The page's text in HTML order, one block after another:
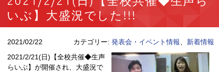
いぶ】大盛況でした!!!
2021/02/22 カテゴリー: 発表会・イベント情報、 新着情報
2021/2/21(日)【全校共催◆生声
らいぶ】が開催され、大盛況で